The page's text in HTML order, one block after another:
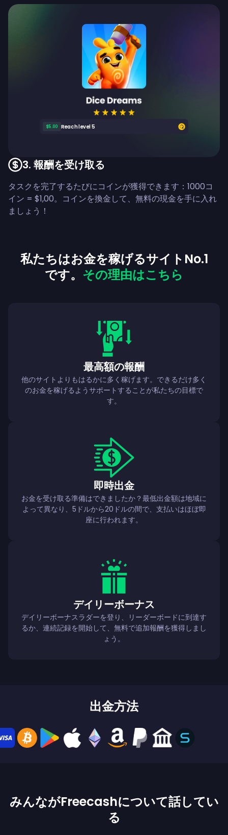
$5.00 Reach level 5
3. 報酬を受け取る
タスクを完了するたびにコインが獲得できます：1000コ
イン = $1,00。コインを換金して、無料の現金を手に入れ
ましょう！
私たちはお金を稼げるサイトNo.1
です。 その理由はこちら
最高額の報酬
他のサイトよりもはるかに多く稼げます。できるだけ多く
のお金を稼げるようサポートすることが私たちの目標で
す。
即時出金
お金を受け取る準備はできましたか？最低出金額は地域に
よって異なり、5ドルから20ドルの間で、支払いはほぼ即
座に行われます。
デイリーボーナス
デイリーボーナスラダーを登り、リーダーボードに到達す
るか、連続記録を開始して、無料で追加報酬を獲得しまし
ょう。
出金方法
みんながFreecashについて話してい
る